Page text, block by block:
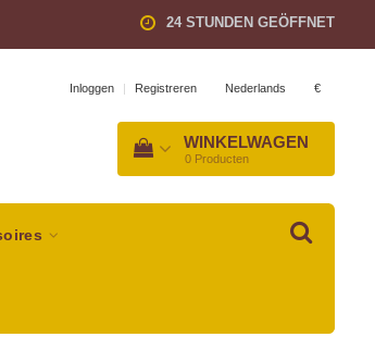
24 STUNDEN GEÖFFNET
Inloggen | Registreren Nederlands €
WINKELWAGEN
0 Producten